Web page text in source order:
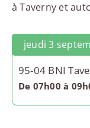
à Taverny et
jeudi 3
95-04 BNI
De 07h00 à